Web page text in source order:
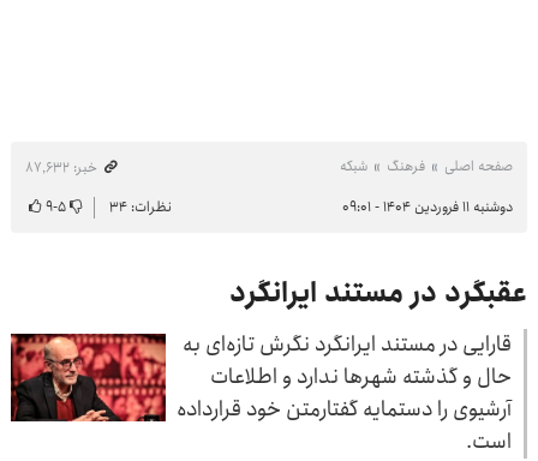
صفحه اصلی فرهنگ شبکه
خبر: ۸۷٬۶۳۲
دوشنبه ۱۱ فروردین ۱۴۰۴ - ۰۹:۰۱
نظرات: ۳۴ ۵-۹
عقبگرد در مستند ایرانگرد
قارایی در مستند ایرانگرد نگرش تازه‌ای به
حال و گذشته شهرها ندارد و اطلاعات
آرشیوی را دستمایه گفتارمتن خود قرارداده
است.